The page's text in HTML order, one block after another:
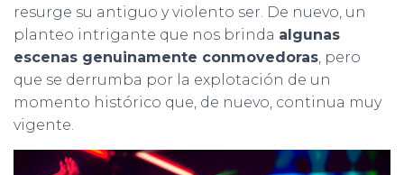
resurge su antiguo y violento ser. De nuevo, un
planteo intrigante que nos brinda algunas
escenas genuinamente conmovedoras, pero
que se derrumba por la explotación de un
momento histórico que, de nuevo, continua muy
vigente.